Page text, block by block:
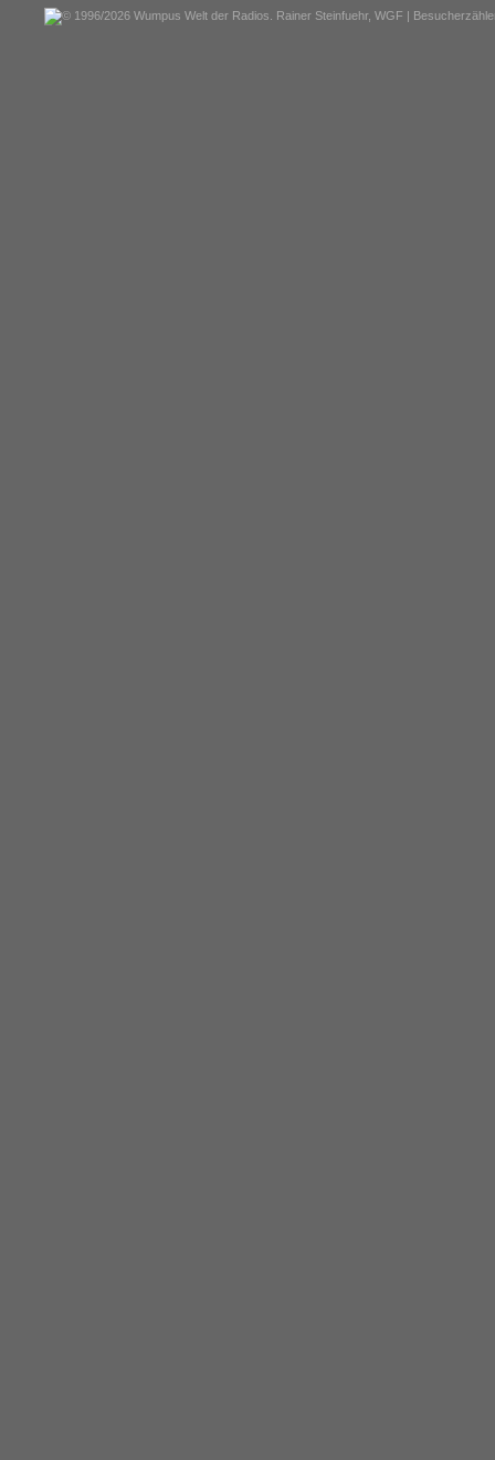
© 1996/2026 Wumpus Welt der Radios. Rainer Steinfuehr, WGF |